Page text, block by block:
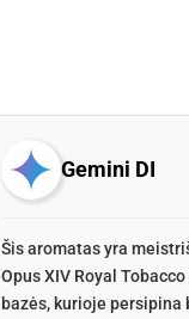
Gemini DI
Šis aromatas yra
Opus XIV Royal
bazės, kurioje